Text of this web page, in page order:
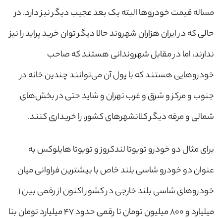
مساله قیمت خودروها البته یک بعد عجیب دیگر نیز دارد. در
حالی که در ایران هزاران شهروند حالا دیگر توان خرید پراید را نیز
ندارند، اما در مقابل شهروندانی هستند که صاحب
خودروهایی هستند که با پول آن می‌توانند چندین خانه در
جنوب و مرکز و شرق و غرب تهران و شاید حتی در بخش‌های
شمالی و مرفه دیگر کلانشهرهای کشور، را خریداری کنند.
برای مثال دو خودرو تویوتا لندکروز و تویوتا هایلوکس به
عنوان دو خودرو شاسی بلند خاص با بیشترین فراوانی میان
خودروهای شاسی بلند خارجی در کشور اکنون از رقمی بین ۱
میلیارد و ۸۰۰ میلیون تومان تا رقمی حدود ۴۷ میلیارد تومان بنا